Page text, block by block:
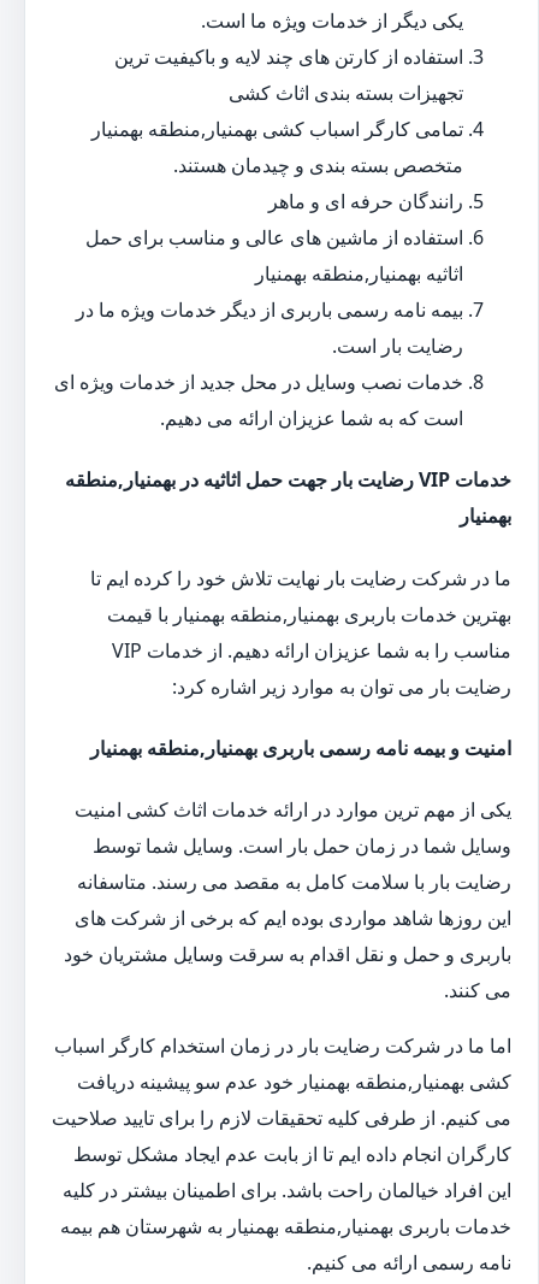
یکی دیگر از خدمات ویژه ما است.
استفاده از کارتن های چند لایه و باکیفیت ترین
تجهیزات بسته بندی اثاث کشی
تمامی کارگر اسباب کشی بهمنیار,منطقه بهمنیار
متخصص بسته بندی و چیدمان هستند.
رانندگان حرفه ای و ماهر
استفاده از ماشین های عالی و مناسب برای حمل
اثاثیه بهمنیار,منطقه بهمنیار
بیمه نامه رسمی باربری از دیگر خدمات ویژه ما در
رضایت بار است.
خدمات نصب وسایل در محل جدید از خدمات ویژه ای
است که به شما عزیزان ارائه می دهیم.
خدمات VIP رضایت بار جهت حمل اثاثیه در بهمنیار,منطقه
بهمنیار
ما در شرکت رضایت بار نهایت تلاش خود را کرده ایم تا
بهترین خدمات باربری بهمنیار,منطقه بهمنیار با قیمت
مناسب را به شما عزیزان ارائه دهیم. از خدمات VIP
رضایت بار می توان به موارد زیر اشاره کرد:
امنیت و بیمه نامه رسمی باربری بهمنیار,منطقه بهمنیار
یکی از مهم ترین موارد در ارائه خدمات اثاث کشی امنیت
وسایل شما در زمان حمل بار است. وسایل شما توسط
رضایت بار با سلامت کامل به مقصد می رسند. متاسفانه
این روزها شاهد مواردی بوده ایم که برخی از شرکت های
باربری و حمل و نقل اقدام به سرقت وسایل مشتریان خود
می کنند.
اما ما در شرکت رضایت بار در زمان استخدام کارگر اسباب
کشی بهمنیار,منطقه بهمنیار خود عدم سو پیشینه دریافت
می کنیم. از طرفی کلیه تحقیقات لازم را برای تایید صلاحیت
کارگران انجام داده ایم تا از بابت عدم ایجاد مشکل توسط
این افراد خیالمان راحت باشد. برای اطمینان بیشتر در کلیه
خدمات باربری بهمنیار,منطقه بهمنیار به شهرستان هم بیمه
نامه رسمی ارائه می کنیم.